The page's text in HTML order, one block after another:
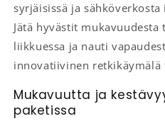
syrjäisissä ja
Jätä hyvästit
liikkuessa ja nauti
innovatiivinen retkikäymälä
Mukavuutta ja
paketissa